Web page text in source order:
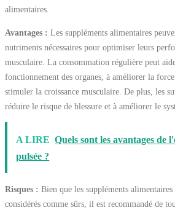
alimentaires.
Avantages : Les suppléments alimentaires
nutriments nécessaires pour optimiser leurs
musculaire. La consommation régulière peut
fonctionnement des organes, à améliorer la
stimuler la croissance musculaire. De plus, les
réduire le risque de blessure et à améliorer le
A LIRE Quels sont les avantages de
pulsée ?
Risques : Bien que les suppléments
considérés comme sûrs, il est recommandé de